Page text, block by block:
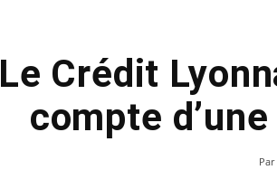
Le Crédit
compte
Par